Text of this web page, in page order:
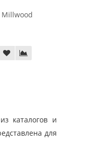
Millwood
каталогов и
для